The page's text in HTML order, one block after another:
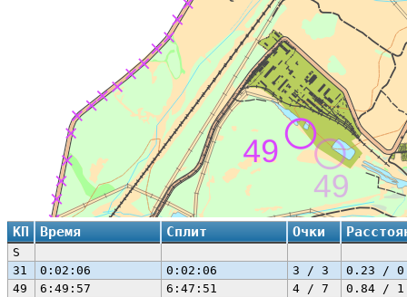
КП Время Сплит Очки
S
31
0:02:06 0:02:06 3 / 3
0.23 /
49
6:49:57 6:47:51 4 / 7
0.84 /